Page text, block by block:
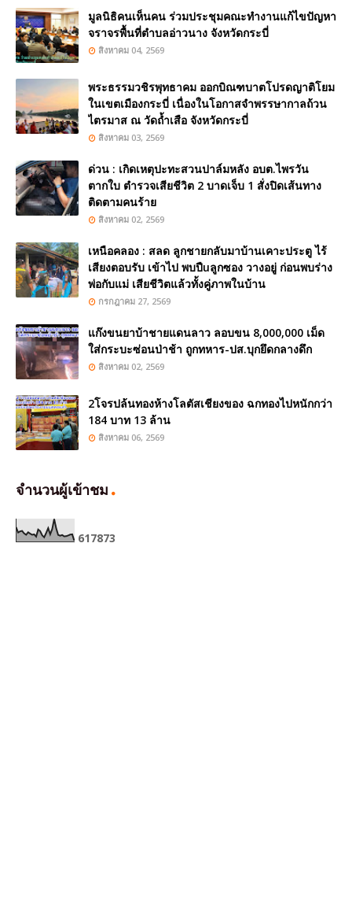
มูลนิธิคนเห็นคน ร่วมประชุมคณะทำงานแก้ไขปัญหา
จราจรพื้นที่ตำบลอ่าวนาง จังหวัดกระบี่
สิงหาคม 04, 2569
พระธรรมวชิรพุทธาคม ออกบิณฑบาตโปรดญาติโยม
ในเขตเมืองกระบี่ เนื่องในโอกาสจำพรรษากาลถ้วน
ไตรมาส ณ วัดถ้ำเสือ จังหวัดกระบี่
สิงหาคม 03, 2569
ด่วน : เกิดเหตุปะทะสวนปาล์มหลัง อบต.ไพรวัน
ตากใบ ตำรวจเสียชีวิต 2 บาดเจ็บ 1 สั่งปิดเส้นทาง
ติดตามคนร้าย
สิงหาคม 02, 2569
เหนือคลอง : สลด ลูกชายกลับมาบ้านเคาะประตู ไร้
เสียงตอบรับ เข้าไป พบปืuลูกซอง วางอยู่ ก่อนพบร่าง
พ่อกับแม่ เสียชีวิตแล้วทั้งคู่ภาพในบ้าน
กรกฎาคม 27, 2569
แก๊งขนยาบ้าชายแดนลาว ลอบขน 8,000,000 เม็ด
ใส่กระบะซ่อนป่าช้า ถูกทหาร-ปส.บุกยึดกลางดึก
สิงหาคม 02, 2569
2โจรปล้นทองห้างโลตัสเชียงของ ฉกทองไปหนักกว่า
184 บาท 13 ล้าน
สิงหาคม 06, 2569
จำนวนผู้เข้าชม
617873